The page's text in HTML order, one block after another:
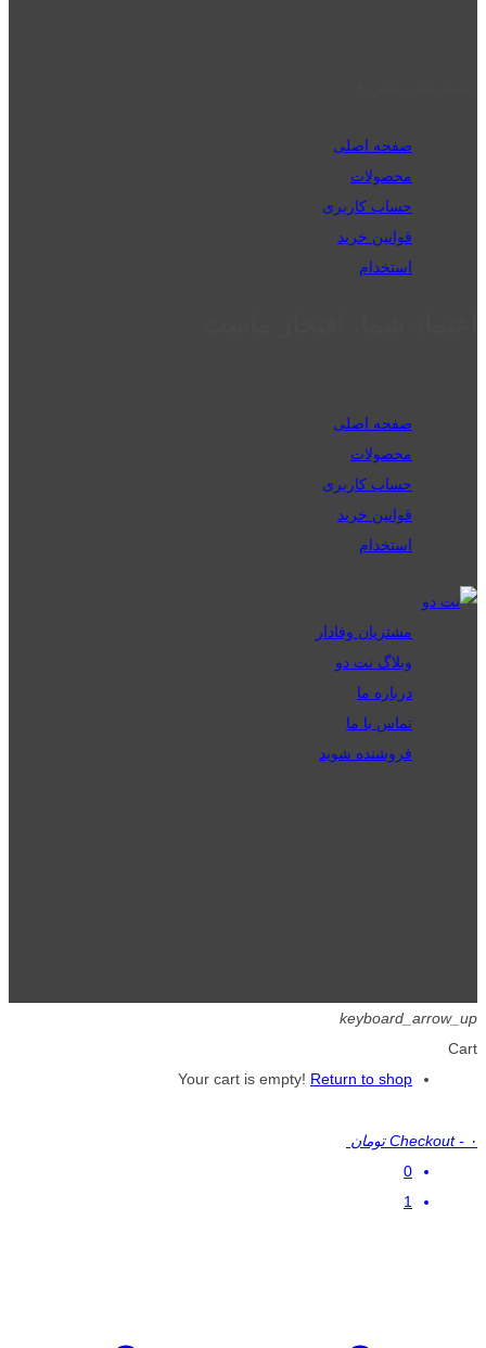
صفحه اصلی
محصولات
حساب کاربری
قوانین خرید
استخدام
صفحه اصلی
محصولات
حساب کاربری
قوانین خرید
استخدام
مشتریان وفادار
وبلاگ نت دو
درباره ما
تماس با ما
فروشنده شوید
keyboard_arrow_up
Cart
Your cart is empty! Return to shop
Checkout - ۰ تومان
0
1